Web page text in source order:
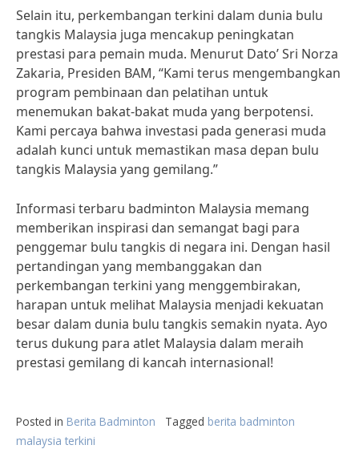
Selain itu, perkembangan terkini dalam dunia bulu
tangkis Malaysia juga mencakup peningkatan
prestasi para pemain muda. Menurut Dato’ Sri Norza
Zakaria, Presiden BAM, “Kami terus mengembangkan
program pembinaan dan pelatihan untuk
menemukan bakat-bakat muda yang berpotensi.
Kami percaya bahwa investasi pada generasi muda
adalah kunci untuk memastikan masa depan bulu
tangkis Malaysia yang gemilang.”
Informasi terbaru badminton Malaysia memang
memberikan inspirasi dan semangat bagi para
penggemar bulu tangkis di negara ini. Dengan hasil
pertandingan yang membanggakan dan
perkembangan terkini yang menggembirakan,
harapan untuk melihat Malaysia menjadi kekuatan
besar dalam dunia bulu tangkis semakin nyata. Ayo
terus dukung para atlet Malaysia dalam meraih
prestasi gemilang di kancah internasional!
Posted in Berita Badminton Tagged berita badminton
malaysia terkini